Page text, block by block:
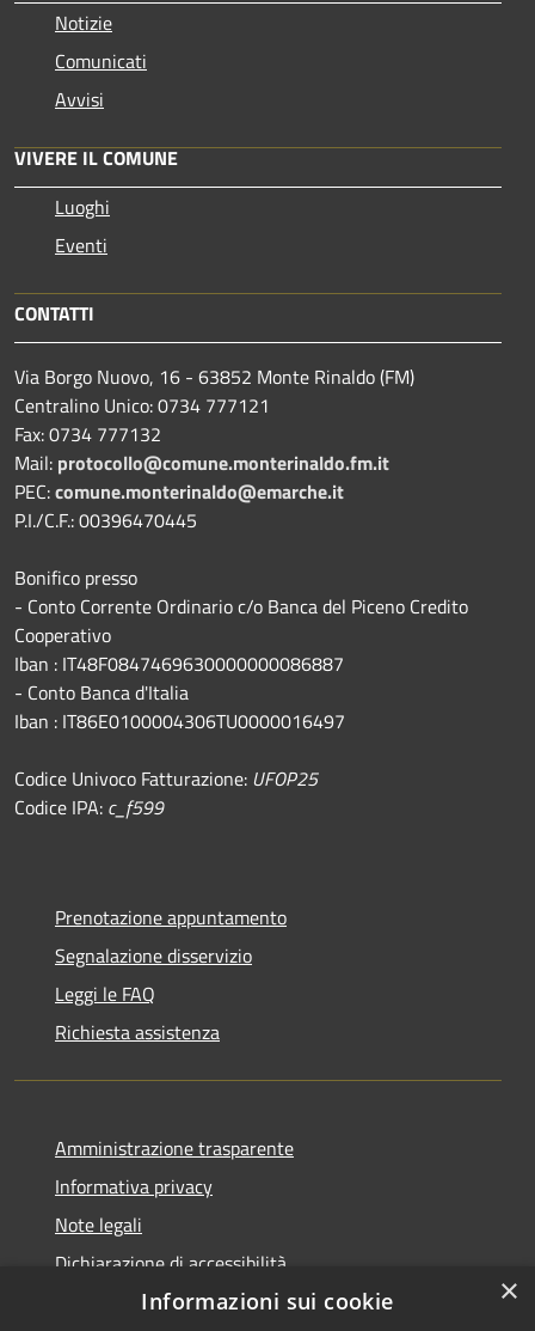
Notizie
Comunicati
Avvisi
VIVERE IL COMUNE
Luoghi
Eventi
CONTATTI
Via Borgo Nuovo, 16 - 63852 Monte Rinaldo (FM)
Centralino Unico: 0734 777121
Fax: 0734 777132
Mail: protocollo@comune.monterinaldo.fm.it
PEC:comune.monterinaldo@emarche.it
P.I./C.F.: 00396470445
Bonifico presso
​- Conto Corrente Ordinario c/o Banca del Piceno Credito
Cooperativo
Iban : IT48F0847469630000000086887
- Conto Banca d'Italia
Iban : IT86E0100004306TU0000016497
Codice Univoco Fatturazione: UFOP25
Codice IPA: c_f599
Prenotazione appuntamento
Segnalazione disservizio
Leggi le FAQ
Richiesta assistenza
Amministrazione trasparente
Informativa privacy
Note legali
Dichiarazione di accessibilità
×
Informazioni sui cookie